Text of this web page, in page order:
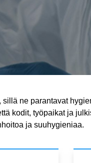
ne parantavat
kodit, työpaikat ja
ja suuhygieniaa.